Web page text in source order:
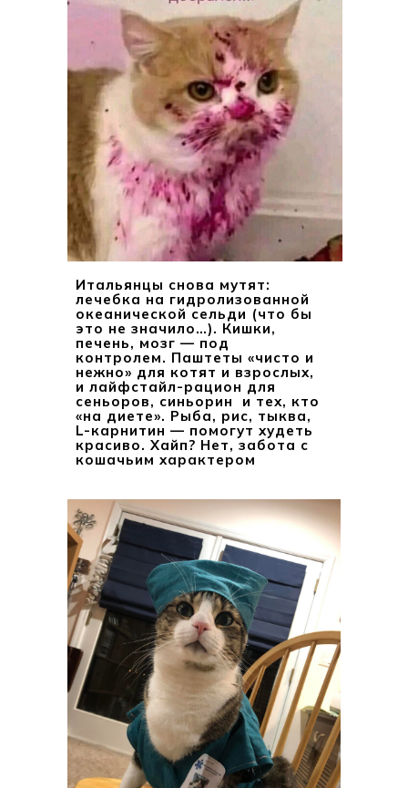
Итальянцы снова мутят:
лечебка на гидролизованной
океанической сельди (что бы
это не значило…). Кишки,
печень, мозг — под
контролем. Паштеты «чисто и
нежно» для котят и взрослых,
и лайфстайл-рацион для
сеньоров, синьорин и тех, кто
«на диете». Рыба, рис, тыква,
L-карнитин — помогут худеть
красиво. Хайп? Нет, забота с
кошачьим характером